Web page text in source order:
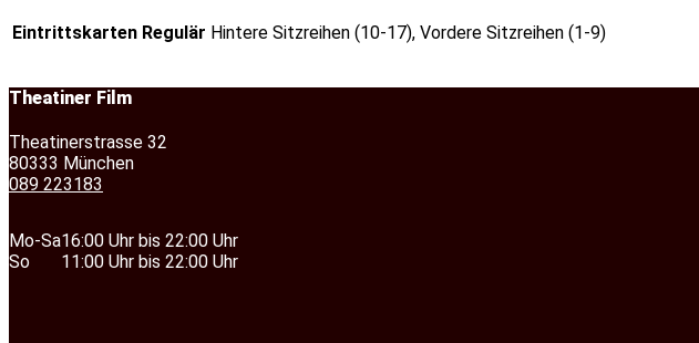
Eintrittskarten Regulär Hintere Sitzreihen (10-17), Vordere Sitzreihen (1-9)
Theatiner Film
Theatinerstrasse 32
80333 München
089 223183
Mo-Sa
So
16:00 Uhr bis 22:00 Uhr
11:00 Uhr bis 22:00 Uhr